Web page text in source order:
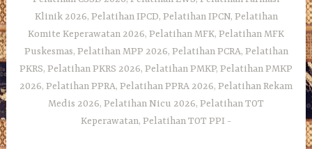
Klinik 2026, Pelatihan IPCD, Pelatihan IPCN, Pelatihan
Komite Keperawatan 2026, Pelatihan MFK, Pelatihan MFK
Puskesmas, Pelatihan MPP 2026, Pelatihan PCRA, Pelatihan
PKRS, Pelatihan PKRS 2026, Pelatihan PMKP, Pelatihan PMKP
2026, Pelatihan PPRA, Pelatihan PPRA 2026, Pelatihan Rekam
Medis 2026, Pelatihan Nicu 2026, Pelatihan TOT
Keperawatan, Pelatihan TOT PPI